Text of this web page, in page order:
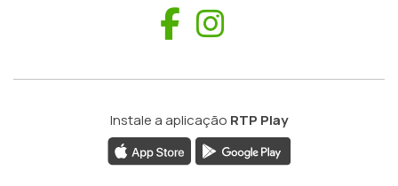
Facebook
Instale a aplicação RTP Play